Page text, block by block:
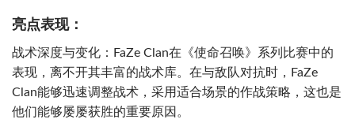
亮点表现：
战术深度与变化：FaZe Clan在《使命召唤》系列比赛中的
表现，离不开其丰富的战术库。在与敌队对抗时，FaZe
Clan能够迅速调整战术，采用适合场景的作战策略，这也是
他们能够屡屡获胜的重要原因。